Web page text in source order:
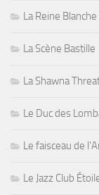
La Reine Blanche
La Scène Bastille
La Shawna
Le Duc des
Le faisceau de
Le Jazz Club